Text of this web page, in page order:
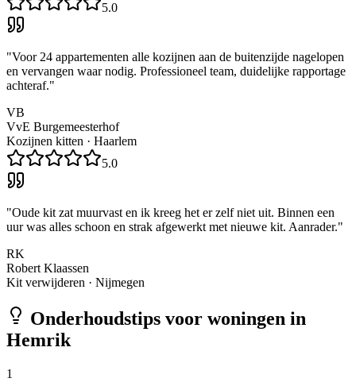
5.0
"Voor 24 appartementen alle kozijnen aan de buitenzijde nagelopen
en vervangen waar nodig. Professioneel team, duidelijke rapportage
achteraf."
VB
VvE Burgemeesterhof
Kozijnen kitten · Haarlem
5.0
"Oude kit zat muurvast en ik kreeg het er zelf niet uit. Binnen een
uur was alles schoon en strak afgewerkt met nieuwe kit. Aanrader."
RK
Robert Klaassen
Kit verwijderen · Nijmegen
Onderhoudstips voor woningen in
Hemrik
1